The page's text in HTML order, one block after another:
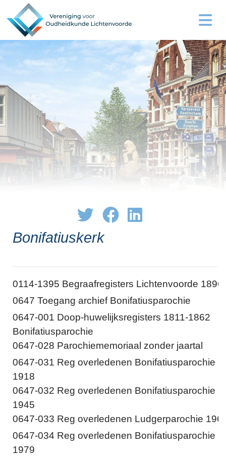
Bonifatiuskerk
0114-1395 Begraafregisters Lichtenvoorde
0647 Toegang archief Bonifatiusparochie
0647-001 Doop-huwelijksregisters 1811-1862
Bonifatiusparochie
0647-028 Parochiememoriaal zonder jaartal
0647-031 Reg overledenen Bonifatiusparochie
1918
0647-032 Reg overledenen Bonifatiusparochie
1945
0647-033 Reg overledenen Ludgerparochie
0647-034 Reg overledenen Bonifatiusparochie
1979